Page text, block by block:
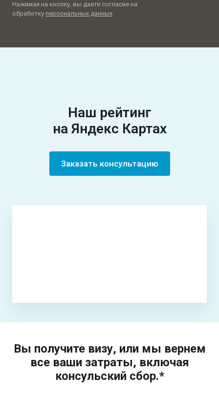
Нажимая на кнопку, вы даете согласие на
обработку персональных данных
Наш рейтинг
на Яндекс Картах
Заказать консультацию
Вы получите визу, или мы вернем
все ваши затраты, включая
консульский сбор.*